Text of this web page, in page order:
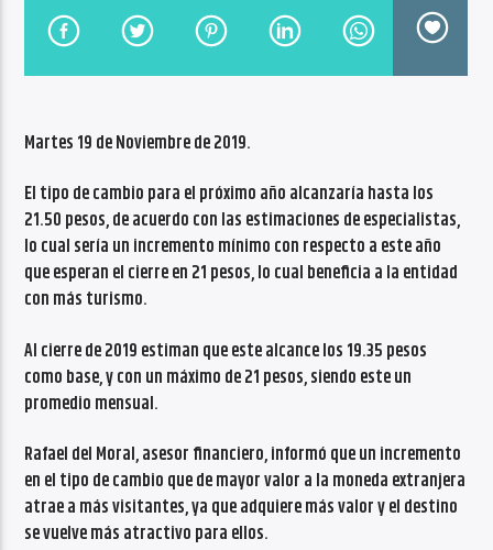
NO TITLES AVAILABLE
Radio VoxQR
Martes 19 de Noviembre de 2019.
El tipo de cambio para el próximo año alcanzaría hasta los
21.50 pesos, de acuerdo con las estimaciones de especialistas,
lo cual sería un incremento mínimo con respecto a este año
que esperan el cierre en 21 pesos, lo cual beneficia a la entidad
con más turismo.
Al cierre de 2019 estiman que este alcance los 19.35 pesos
como base, y con un máximo de 21 pesos, siendo este un
promedio mensual.
Rafael del Moral, asesor financiero, informó que un incremento
en el tipo de cambio que de mayor valor a la moneda extranjera
atrae a más visitantes, ya que adquiere más valor y el destino
se vuelve más atractivo para ellos.